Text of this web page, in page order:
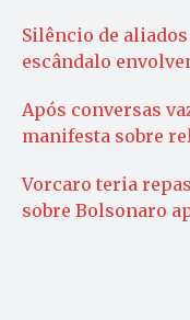
Silêncio de
escândalo
Após conversas
manifesta sobre
Vorcaro teria
sobre Bolsonaro